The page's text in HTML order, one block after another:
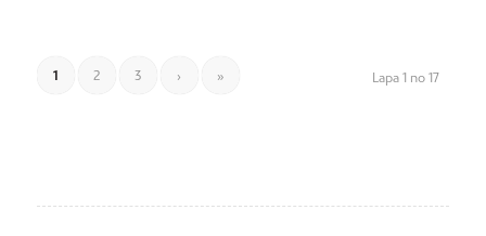
Lapa 1 no 17
1 2 3 › »